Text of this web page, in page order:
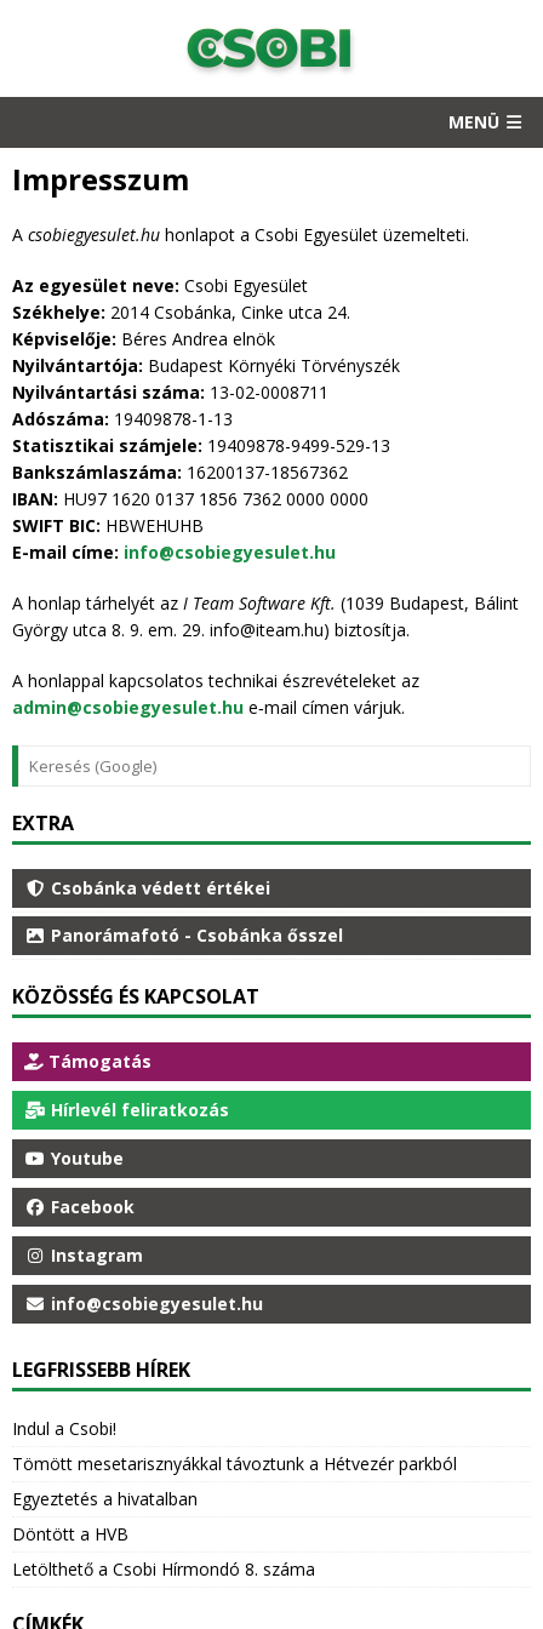
MENÜ
Impresszum
A csobiegyesulet.hu honlapot a Csobi Egyesület üzemelteti.
Az egyesület neve: Csobi Egyesület
Székhelye: 2014 Csobánka, Cinke utca 24.
Képviselője: Béres Andrea elnök
Nyilvántartója: Budapest Környéki Törvényszék
Nyilvántartási száma: 13-02-0008711
Adószáma: 19409878-1-13
Statisztikai számjele: 19409878-9499-529-13
Bankszámlaszáma: 16200137-18567362
IBAN: HU97 1620 0137 1856 7362 0000 0000
SWIFT BIC: HBWEHUHB
E-mail címe: info@csobiegyesulet.hu
A honlap tárhelyét az I Team Software Kft. (1039 Budapest, Bálint
György utca 8. 9. em. 29. info@iteam.hu) biztosítja.
A honlappal kapcsolatos technikai észrevételeket az
admin@csobiegyesulet.hu e‑mail címen várjuk.
EXTRA
Csobánka védett értékei
Panorámafotó - Csobánka ősszel
KÖZÖSSÉG ÉS KAPCSOLAT
Támogatás
Hírlevél feliratkozás
Youtube
Facebook
Instagram
info@csobiegyesulet.hu
LEGFRISSEBB HÍREK
Indul a Csobi!
Tömött mesetarisznyákkal távoztunk a Hétvezér parkból
Egyeztetés a hivatalban
Döntött a HVB
Letölthető a Csobi Hírmondó 8. száma